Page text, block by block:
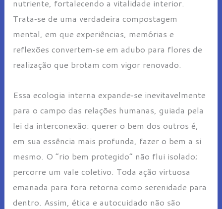
nutriente, fortalecendo a vitalidade interior.
Trata‑se de uma verdadeira compostagem
mental, em que experiências, memórias e
reflexões convertem‑se em adubo para flores de
realização que brotam com vigor renovado.
Essa ecologia interna expande‑se inevitavelmente
para o campo das relações humanas, guiada pela
lei da interconexão: querer o bem dos outros é,
em sua essência mais profunda, fazer o bem a si
mesmo. O “rio bem protegido” não flui isolado;
percorre um vale coletivo. Toda ação virtuosa
emanada para fora retorna como serenidade para
dentro. Assim, ética e autocuidado não são